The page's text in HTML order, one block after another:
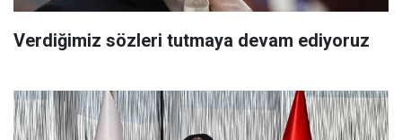
Verdiğimiz sözleri tutmaya devam ediyoruz